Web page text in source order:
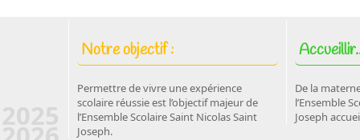
Notre objectif :
Permettre de vivre une expérience
scolaire réussie est l’objectif majeur de
l’Ensemble Scolaire Saint Nicolas Saint
Joseph.
De la
l’Ensemble
Joseph